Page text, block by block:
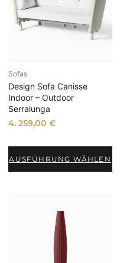
Sofas
Design Sofa Canisse
Indoor – Outdoor
Serralunga
4. 259,00 €
AUSFÜHRUNG WÄHLEN